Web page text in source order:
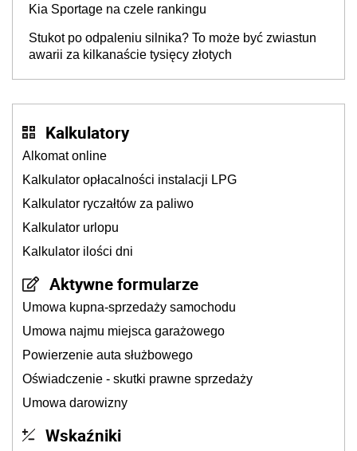
Kia Sportage na czele rankingu
Stukot po odpaleniu silnika? To może być zwiastun
awarii za kilkanaście tysięcy złotych
Kalkulatory
Alkomat online
Kalkulator opłacalności instalacji LPG
Kalkulator ryczałtów za paliwo
Kalkulator urlopu
Kalkulator ilości dni
Aktywne formularze
Umowa kupna-sprzedaży samochodu
Umowa najmu miejsca garażowego
Powierzenie auta służbowego
Oświadczenie - skutki prawne sprzedaży
Umowa darowizny
Wskaźniki